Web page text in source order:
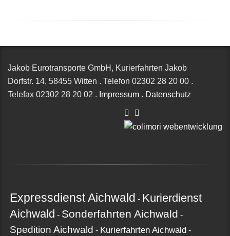
Jakob Eurotransporte GmbH, Kurierfahrten Jakob
Dorfstr. 14, 58455 Witten . Telefon 02302 28 20 00 .
Telefax 02302 28 20 02 . Impressum . Datenschutz
Expressdienst Aichwald - Kurierdienst
Aichwald - Sonderfahrten Aichwald -
Spedition Aichwald - Kurierfahrten Aichwald -